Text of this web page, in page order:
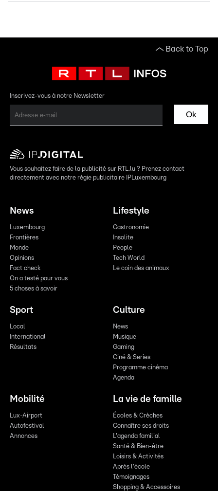
Back to Top
Inscrivez-vous à notre Newsletter
Ok
Vous souhaitez faire de la publicité sur RTL.lu ? Prenez contact
directement avec notre régie publicitaire IPLuxembourg
News
Luxembourg
Frontières
Monde
Opinions
Fact check
On a testé pour vous
5 choses à savoir
Lifestyle
Gastronomie
Insolite
People
Tech World
Le coin des animaux
Sport
Local
International
Résultats
Culture
News
Musique
Gaming
Ciné & Series
Programme cinéma
Agenda
Mobilité
Lux-Airport
Autofestival
Annonces
La vie de famille
Écoles & Crèches
Connaître ses droits
L'agenda familial
Santé & Bien-être
Loisirs & Activités
Après l'école
Témoignages
Shopping & Accessoires